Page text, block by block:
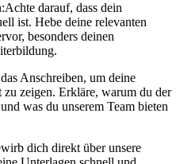
Achte darauf, dass dein
ist. Hebe deine relevanten
besonders deinen
Anschreiben, um deine
zeigen. Erkläre, warum du der
was du unserem Team bieten
dich direkt über unsere